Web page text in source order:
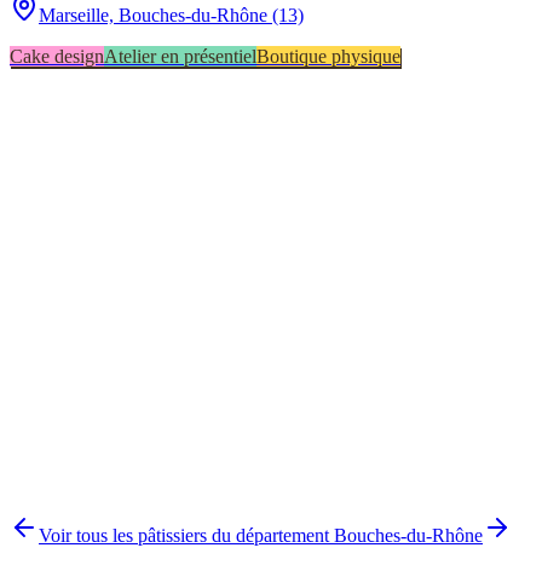
Marseille, Bouches-du-Rhône (13)
Cake designAtelier en présentielBoutique physique
Voir tous les pâtissiers du département Bouches-du-Rhône